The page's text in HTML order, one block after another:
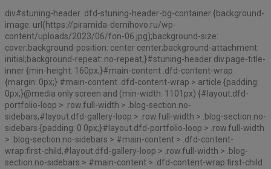
div#stuning-header .dfd-stuning-header-bg-container {background-
image: url(https://piramida-demihovo.ru/wp-
content/uploads/2023/06/fon-06.jpg);background-size:
cover;background-position: center center;background-attachment:
initial;background-repeat: no-repeat;}#stuning-header div.page-title-
inner {min-height: 160px;}#main-content .dfd-content-wrap
{margin: 0px;} #main-content .dfd-content-wrap > article {padding:
0px;}@media only screen and (min-width: 1101px) {#layout.dfd-
portfolio-loop > .row.full-width > .blog-section.no-
sidebars,#layout.dfd-gallery-loop > .row.full-width > .blog-section.no-
sidebars {padding: 0 0px;}#layout.dfd-portfolio-loop > .row.full-width
> .blog-section.no-sidebars > #main-content > .dfd-content-
wrap:first-child,#layout.dfd-gallery-loop > .row.full-width > .blog-
section.no-sidebars > #main-content > .dfd-content-wrap:first-child